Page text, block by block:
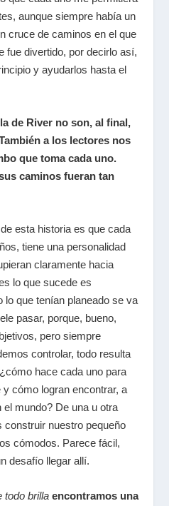
aunque siempre había un
cruce de caminos en el que
fue divertido, por decirlo así,
y ayudarlos hasta el
de River no son, al final,
a los lectores nos
que toma cada uno.
caminos fueran tan
esta historia es que cada
tiene una personalidad
claramente hacia
lo que sucede es
lo que tenían planeado se va
pasar, porque, bueno,
pero siempre
controlar, todo resulta
hace cada uno para
cómo logran encontrar, a
mundo? De una u otra
construir nuestro pequeño
cómodos. Parece fácil,
desafío llegar allí.
todo brilla encontramos una